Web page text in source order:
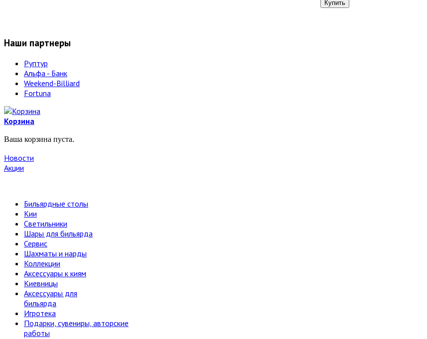
Наши партнеры
Руптур
Альфа - Банк
Weekend-Billiard
Fortuna
Корзина
Ваша корзина пуста.
Новости
Акции
Бильярдные столы
Кии
Светильники
Шары для бильярда
Сервис
Шахматы и нарды
Коллекции
Аксессуары к киям
Киевницы
Аксессуары для
бильярда
Игротека
Подарки, сувениры, авторские
работы